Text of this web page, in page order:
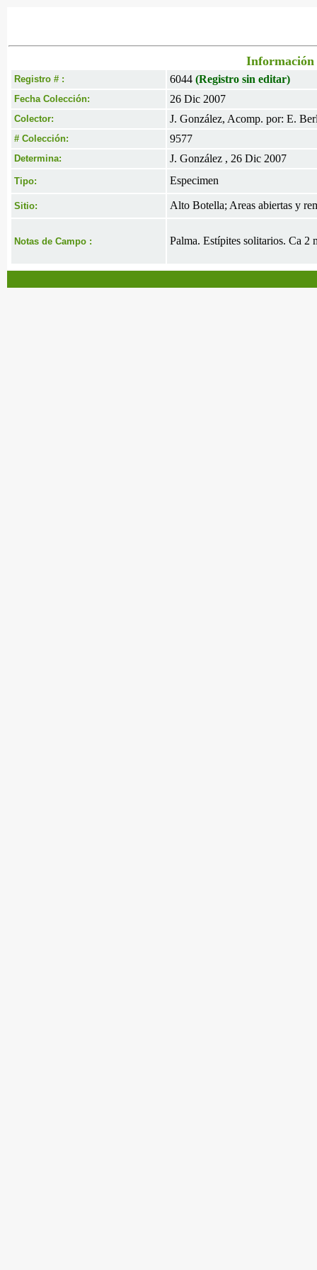
Información
Registro # : 6044 (Registro sin editar)
Fecha Colección: 26 Dic 2007
Colector: J. González, Acomp. por: E.
# Colección: 9577
Determina: J. González , 26 Dic 2007
Tipo: Especimen
Sitio: Alto Botella; Areas abiertas y
Notas de Campo : Palma. Estípites solitarios. Ca 2